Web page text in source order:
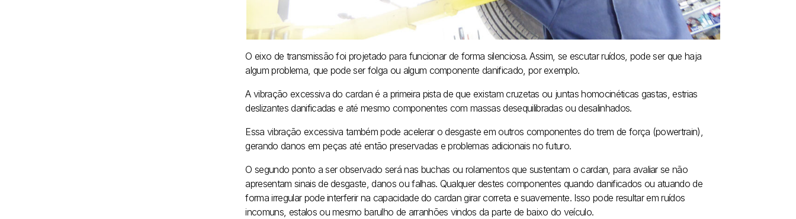
O eixo de transmissão foi projetado para funcionar de forma silenciosa. Assim, se escutar ruídos, pode ser que haja
algum problema, que pode ser folga ou algum componente danificado, por exemplo.
A vibração excessiva do cardan é a primeira pista de que existam cruzetas ou juntas homocinéticas gastas, estrias
deslizantes danificadas e até mesmo componentes com massas desequilibradas ou desalinhados.
Essa vibração excessiva também pode acelerar o desgaste em outros componentes do trem de força (powertrain),
gerando danos em peças até então preservadas e problemas adicionais no futuro.
O segundo ponto a ser observado será nas buchas ou rolamentos que sustentam o cardan, para avaliar se não
apresentam sinais de desgaste, danos ou falhas. Qualquer destes componentes quando danificados ou atuando de
forma irregular pode interferir na capacidade do cardan girar correta e suavemente. Isso pode resultar em ruídos
incomuns, estalos ou mesmo barulho de arranhões vindos da parte de baixo do veículo.